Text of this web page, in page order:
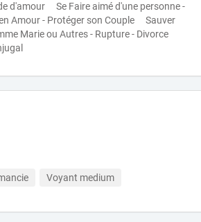
d'amour Se Faire aimé d'une personne -
Amour - Protéger son Couple Sauver
Marie ou Autres - Rupture - Divorce
Voyant medium